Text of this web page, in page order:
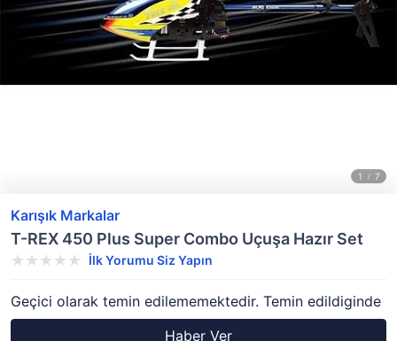
Karışık Markalar
T-REX 450 Plus Super Combo Uçuşa Hazır Set
İlk Yorumu Siz Yapın
Geçici olarak temin edilememektedir. Temin edildiginde
Haber Ver